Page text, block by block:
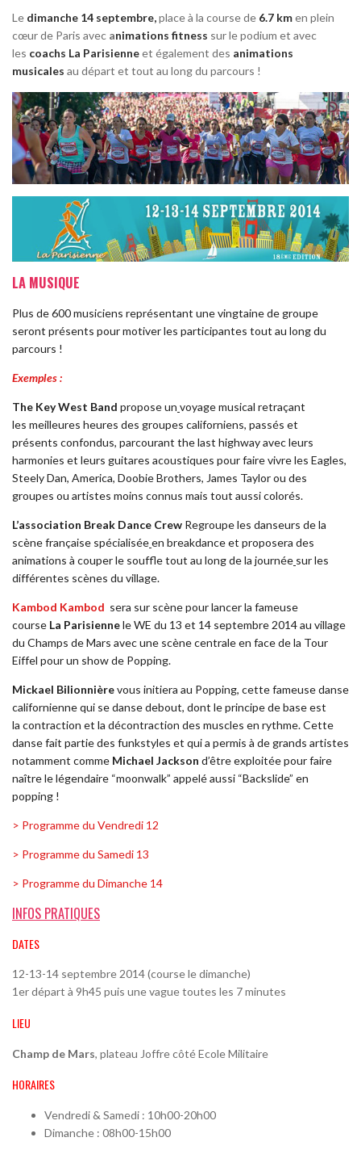
Le dimanche 14 septembre,place à la course de 6.7 kmen plein
cœur de Paris avec animations fitness sur le podium et avec
les coachs La Parisienneet également des animations
musicales au départ et tout au long du parcours !
LA MUSIQUE
Plus de 600 musiciens représentant une vingtaine de groupe
seront présents pour motiver les participantes tout au long du
parcours !
Exemples :
The Key West Band propose un voyage musical retraçant
les meilleures heures des groupes californiens, passés et
présents confondus, parcourant the last highway avec leurs
harmonies et leurs guitares acoustiques pour faire vivre les Eagles,
Steely Dan, America, Doobie Brothers, James Taylor ou des
groupes ou artistes moins connus mais tout aussi colorés.
L’association Break Dance Crew Regroupe les danseurs de la
scène française spécialiséeen breakdance et proposera des
animations à couper le souffle tout au long de la journée sur les
différentes scènes du village.
Kambod Kambod sera sur scène pour lancer la fameuse
course La Parisiennele WE du 13 et 14 septembre 2014 au village
du Champs de Mars avec une scène centrale en face de la Tour
Eiffel pour un show de Popping.
Mickael Bilionnièrevous initiera au Popping, cette fameuse danse
californienne qui se danse debout, dont le principe de base est
la contraction et la décontraction des muscles en rythme. Cette
danse fait partie des funkstyles et qui a permis à de grands artistes
notamment comme Michael Jackson d’être exploitée pour faire
naître le légendaire “moonwalk” appelé aussi “Backslide” en
popping !
> Programme du Vendredi 12
> Programme du Samedi 13
> Programme du Dimanche 14
INFOS PRATIQUES
DATES
12-13-14 septembre 2014 (course le dimanche)
1er départ à 9h45 puis une vague toutes les 7 minutes
LIEU
Champ de Mars, plateau Joffre côté Ecole Militaire
HORAIRES
Vendredi & Samedi : 10h00-20h00
Dimanche : 08h00-15h00